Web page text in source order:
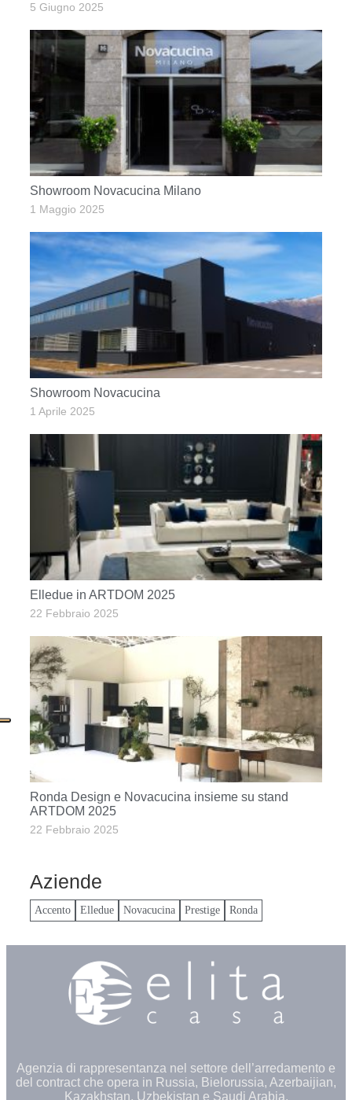
5 Giugno 2025
Showroom Novacucina Milano
1 Maggio 2025
Showroom Novacucina
1 Aprile 2025
Elledue in ARTDOM 2025
22 Febbraio 2025
Ronda Design e Novacucina insieme su stand
ARTDOM 2025
22 Febbraio 2025
Aziende
Accento Elledue Novacucina Prestige Ronda
Agenzia di rappresentanza nel settore dell’arredamento e
del contract che opera in Russia, Bielorussia, Azerbaijian,
Kazakhstan, Uzbekistan e Saudi Arabia.